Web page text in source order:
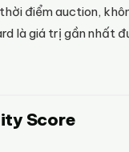
điểm auction,
là giá trị gần nhất
Score